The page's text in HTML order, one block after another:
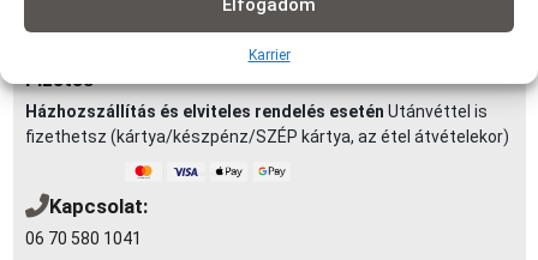
Elfogadom
Karrier
Rendelésedet kérheted előrendeléssel elvitelre, vagy
Fizetés
Házhozszállítás és elviteles rendelés esetén Utánvéttel is
fizethetsz (kártya/készpénz/SZÉP kártya, az étel átvételekor)
Kapcsolat:
06 70 580 1041